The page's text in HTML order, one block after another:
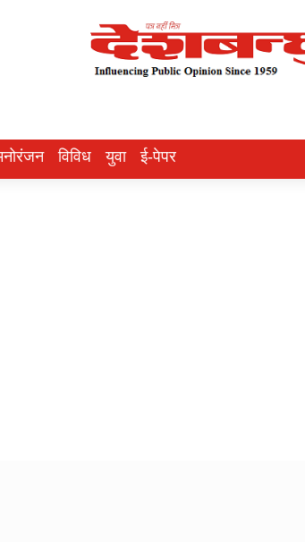
विविध युवा ई-पेपर